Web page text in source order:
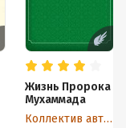
Жизнь Пророка
Мухаммада
Коллектив авторов